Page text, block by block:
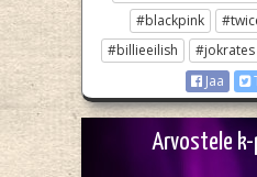
#blackpink
#billieeilish
#jokrates
Jaa
Arvostele